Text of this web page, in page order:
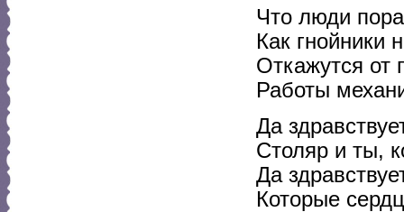
Что люди
Как гнойники
Откажутся от
Работы
Да
Столяр и ты,
Да
Которые